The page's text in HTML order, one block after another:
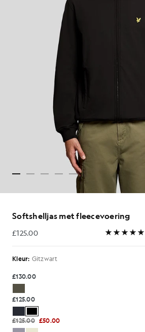
Softshelljas met fleecevoering
£125.00
£125.00
Kleur: Gitzwart
£130.00
£125.00
£125.00 £50.00